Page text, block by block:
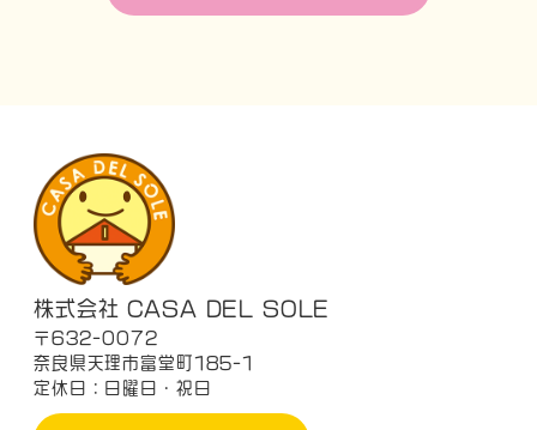
株式会社 CASA DEL SOLE
〒632-0072
奈良県天理市富堂町185-1
定休日：日曜日・祝日